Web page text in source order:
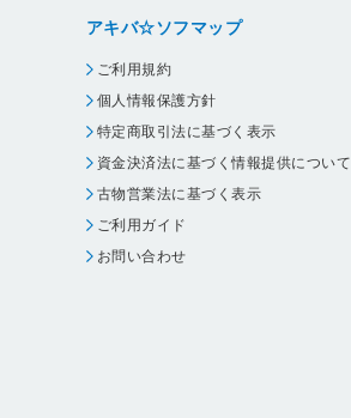
アキバ☆ソフマップ
ご利用規約
個人情報保護方針
特定商取引法に基づく表示
資金決済法に基づく情報提供について
古物営業法に基づく表示
ご利用ガイド
お問い合わせ